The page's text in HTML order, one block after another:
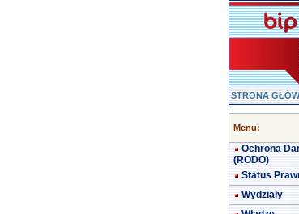
STRONA
Menu:
Ochrona
(RODO)
Status
Wydziały